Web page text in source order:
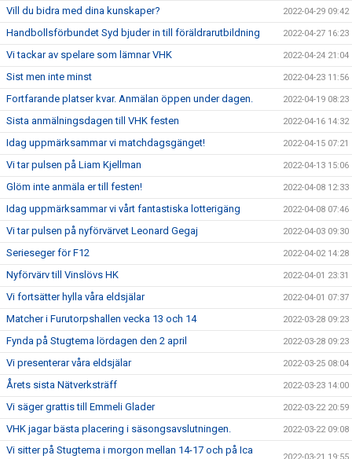
Vill du bidra med dina kunskaper? 2022-04-29 09:42
Handbollsförbundet Syd bjuder in till föräldrarutbildning 2022-04-27 16:23
Vi tackar av spelare som lämnar VHK 2022-04-24 21:04
Sist men inte minst 2022-04-23 11:56
Fortfarande platser kvar. Anmälan öppen under dagen. 2022-04-19 08:23
Sista anmälningsdagen till VHK festen 2022-04-16 14:32
Idag uppmärksammar vi matchdagsgänget! 2022-04-15 07:21
Vi tar pulsen på Liam Kjellman 2022-04-13 15:06
Glöm inte anmäla er till festen! 2022-04-08 12:33
Idag uppmärksammar vi vårt fantastiska lotterigäng 2022-04-08 07:46
Vi tar pulsen på nyförvärvet Leonard Gegaj 2022-04-03 09:30
Serieseger för F12 2022-04-02 14:28
Nyförvärv till Vinslövs HK 2022-04-01 23:31
Vi fortsätter hylla våra eldsjälar 2022-04-01 07:37
Matcher i Furutorpshallen vecka 13 och 14 2022-03-28 09:23
Fynda på Stugtema lördagen den 2 april 2022-03-28 09:23
Vi presenterar våra eldsjälar 2022-03-25 08:04
Årets sista Nätverksträff 2022-03-23 14:00
Vi säger grattis till Emmeli Glader 2022-03-22 20:59
VHK jagar bästa placering i säsongsavslutningen. 2022-03-22 09:08
Vi sitter på Stugtema i morgon mellan 14-17 och på Ica